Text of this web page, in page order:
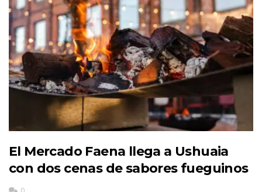
El Mercado Faena llega a Ushuaia
con dos cenas de sabores fueguinos